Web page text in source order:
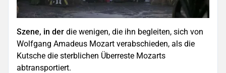
Szene, in der die wenigen, die ihn begleiten, sich von
Wolfgang Amadeus Mozart verabschieden, als die
Kutsche die sterblichen Überreste Mozarts
abtransportiert.